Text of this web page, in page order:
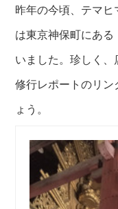
昨年の今頃、テマヒ
は東京神保町にあ
いました。珍しく、
修行レポートのリ
ょう。